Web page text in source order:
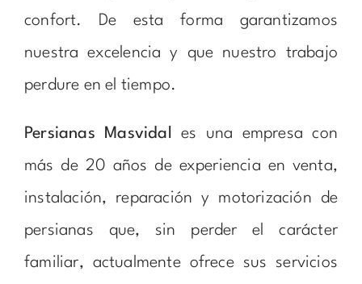
confort. De esta forma garantizamos
nuestra excelencia y que nuestro trabajo
perdure en el tiempo.
Persianas Masvidal
es una empresa con
más de 20 años de experiencia en venta,
instalación, reparación y motorización de
persianas que, sin perder el carácter
familiar, actualmente ofrece sus servicios